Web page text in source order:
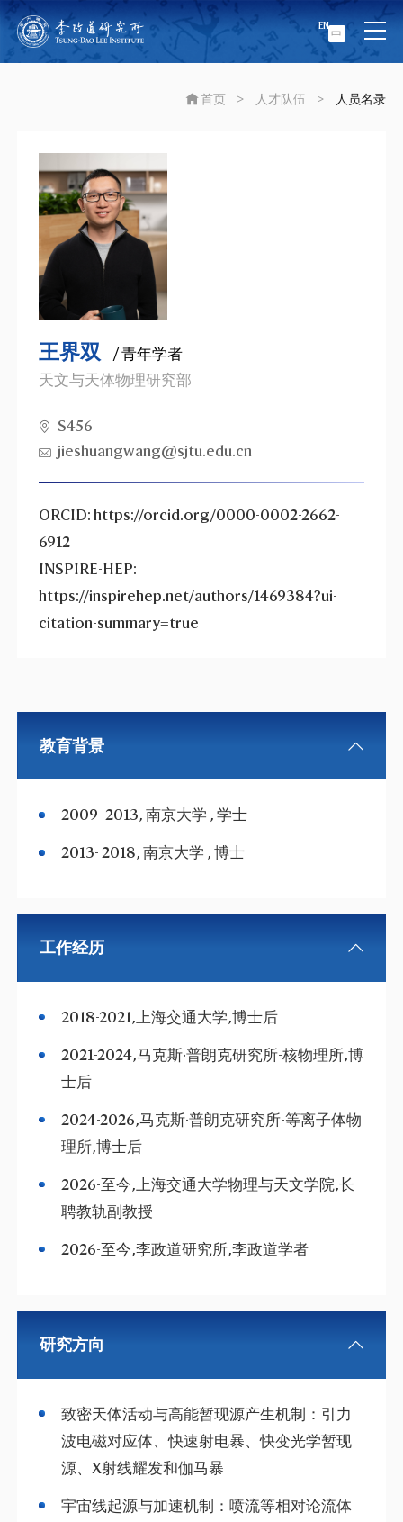
中
EN
首页 > 人才队伍 > 人员名录
王界双
/ 青年学者
天文与天体物理研究部
S456
jieshuangwang@sjtu.edu.cn
ORCID: https://orcid.org/0000-0002-2662-
6912
INSPIRE-HEP:
https://inspirehep.net/authors/1469384?ui-
citation-summary=true
教育背景
2009- 2013, 南京大学 , 学士
2013- 2018, 南京大学 , 博士
工作经历
2018-2021,上海交通大学,博士后
2021-2024,马克斯·普朗克研究所-核物理所,博
士后
2024-2026,马克斯·普朗克研究所-等离子体物
理所,博士后
2026-至今,上海交通大学物理与天文学院,长
聘教轨副教授
2026-至今,李政道研究所,李政道学者
研究方向
致密天体活动与高能暂现源产生机制：引力
波电磁对应体、快速射电暴、快变光学暂现
源、X射线耀发和伽马暴
宇宙线起源与加速机制：喷流等相对论流体